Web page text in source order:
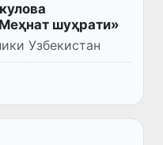
шуҳрати»
Узбекистан